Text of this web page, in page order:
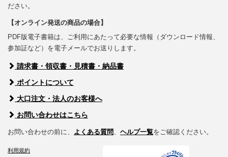
ださい。
【オンライン発送の商品の場合】
PDF版電子書籍は、ご利用にあたって必要な情報（ダウンロード情報、
参加証など）を電子メールでお送りします。
請求書・領収書・見積書・納品書
ポイントについて
大口注文・法人のお客様へ
お問い合わせはこちら
お問い合わせの前に、 よくある質問、 ヘルプ一覧をご確認ください。
利用規約